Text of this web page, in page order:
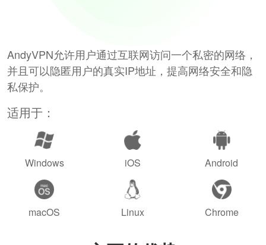
AndyVPN允许用户通过互联网访问一个私密的网络，
并且可以隐匿用户的真实IP地址，提高网络安全和隐
私保护。
适用于：
Windows iOS Android
macOS Linux Chrome